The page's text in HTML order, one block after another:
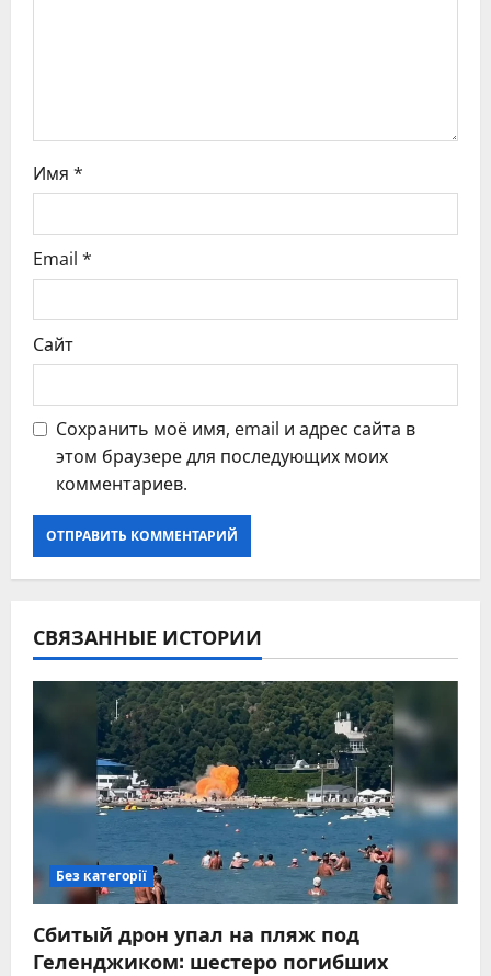
и
с
я
м
Имя *
Email *
Сайт
Сохранить моё имя, email и адрес сайта в
этом браузере для последующих моих
комментариев.
СВЯЗАННЫЕ ИСТОРИИ
Без категорії
Сбитый дрон упал на пляж под
Геленджиком: шестеро погибших